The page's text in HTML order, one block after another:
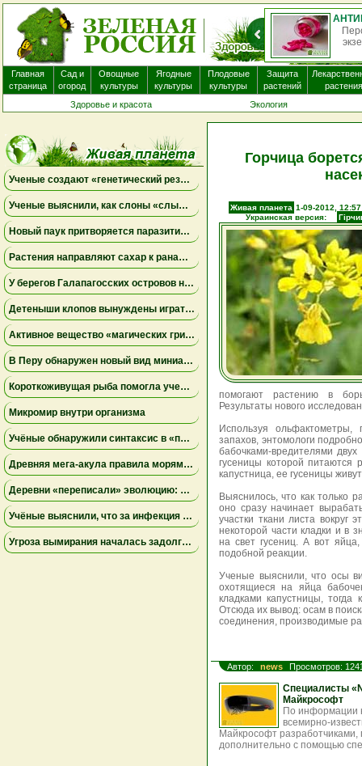
Главная
страница
Сад и
огород
Овощные
культуры
Ягодные
культуры
Плодовые
культуры
Защита
растений
растения
Здоровье и красота
Экология
Ученые создают «генетический резерв» коал, замораживая яйцеклетки и сперматозоиды
Ученые выяснили, как слоны «слышат» шаги и передают сообщения через землю
Новый паук притворяется паразитическим грибом
Растения направляют сахар к ранам, чтобы быстрее восстановиться
У берегов Галапагосских островов нашли крошечного синего осьминога нового вида
Детеныши клопов вынуждены играть в «рулетку», чтобы вовремя найти бактерий-партнеров для выживания
Активное вещество «магических грибов» сделало рыб менее агрессивными и менее активными
В Перу обнаружен новый вид миниатюрной сумчатой лягушки, вынашивающей потомство на спине
Короткоживущая рыба помогла ученым раскрыть тайны старения иммунитета
Микромир внутри организма
Учёные обнаружили синтаксис в «перекличках» диких попугаев
Древняя мегa-акула правила морями Австралии за 15 миллионов лет до мегалодона
Деревни «переписали» эволюцию: апеннинские медведи в Италии стали меньше и спокойнее
Учёные выяснили, что за инфекция уничтожила армию Наполеона в России: это был не тиф
Угроза вымирания началась задолго до человека: исследование объяснило исчезновение редкого шмеля
Горчица
Живая планета 1-09-2012, 12:57
Украинская версия:
помогают растению в
Результаты нового
Используя ольфактометры,
запахов, энтомологи
бабочками-вредителями
гусеницы которой питаются
капустница, ее гусеницы
Выяснилось, что как только
оно сразу начинает
участки ткани листа вокруг
некоторой части кладки и в
на свет гусениц. А вот
подобной реакции.
Ученые выяснили, что осы
охотящиеся на яйца
кладками капустницы, тогда
Отсюда их вывод: осам в
соединения, производимые
Автор: news Просмотров:
Специалисты
Майкрософт
По информации
всемирно-
Майкрософт разработчиками,
дополнительно с помощью